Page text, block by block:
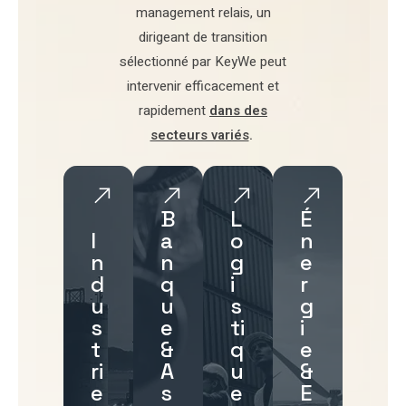
management relais, un
dirigeant de transition
sélectionné par KeyWe peut
intervenir efficacement et
rapidement dans des
secteurs variés.
I
n
d
u
s
t
ri
e
B
a
n
q
u
e
&
A
s
L
o
g
i
s
ti
q
u
e
É
n
e
r
g
i
e
&
E